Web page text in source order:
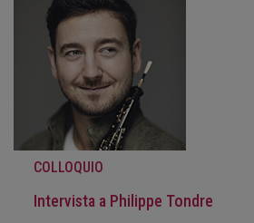
COLLOQUIO
Intervista a Philippe Tondre